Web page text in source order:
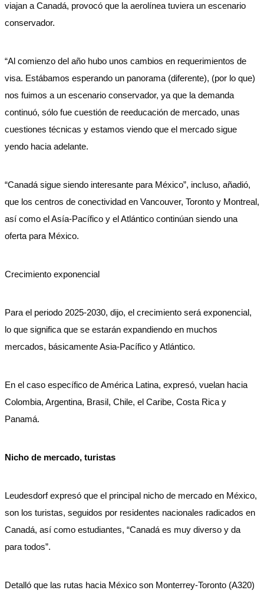
viajan a Canadá, provocó que la aerolínea tuviera un escenario
conservador.
“Al comienzo del año hubo unos cambios en requerimientos de
visa. Estábamos esperando un panorama (diferente), (por lo que)
nos fuimos a un escenario conservador, ya que la demanda
continuó, sólo fue cuestión de reeducación de mercado, unas
cuestiones técnicas y estamos viendo que el mercado sigue
yendo hacia adelante.
“Canadá sigue siendo interesante para México”, incluso, añadió,
que los centros de conectividad en Vancouver, Toronto y Montreal,
así como el Asía-Pacífico y el Atlántico continúan siendo una
oferta para México.
Crecimiento exponencial
Para el periodo 2025-2030, dijo, el crecimiento será exponencial,
lo que significa que se estarán expandiendo en muchos
mercados, básicamente Asia-Pacífico y Atlántico.
En el caso específico de América Latina, expresó, vuelan hacia
Colombia, Argentina, Brasil, Chile, el Caribe, Costa Rica y
Panamá.
Nicho de mercado, turistas
Leudesdorf expresó que el principal nicho de mercado en México,
son los turistas, seguidos por residentes nacionales radicados en
Canadá, así como estudiantes, “Canadá es muy diverso y da
para todos”.
Detalló que las rutas hacia México son Monterrey-Toronto (A320)